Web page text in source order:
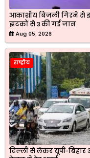
आकाशीय बिजली गिरने से
झटकों से 3 की गई जान
Aug 05, 2026
राष्ट्रीय
दिल्ली से लेकर यूपी-बिहार